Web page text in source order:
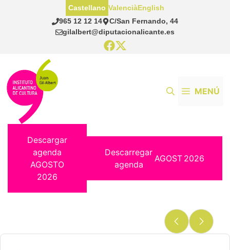
965 12 12 14
C/San Fernando, 44
gilalbert@diputacionalicante.es
Castellano ValenciàEnglish
MENÚ
Descargar
agenda
AGOSTO
2026
Descarregar
agenda
AGOST 2026